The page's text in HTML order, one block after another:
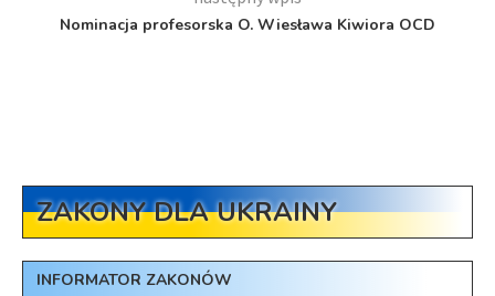
Nominacja profesorska O. Wiesława Kiwiora OCD
ZAKONY DLA UKRAINY
INFORMATOR ZAKONÓW